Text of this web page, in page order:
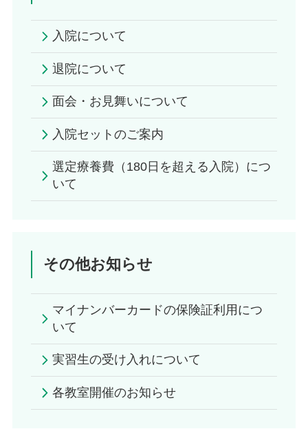
入院について
退院について
面会・お見舞いについて
入院セットのご案内
選定療養費（180日を超える入院）につ
いて
その他お知らせ
マイナンバーカードの保険証利用につ
いて
実習生の受け入れについて
各教室開催のお知らせ